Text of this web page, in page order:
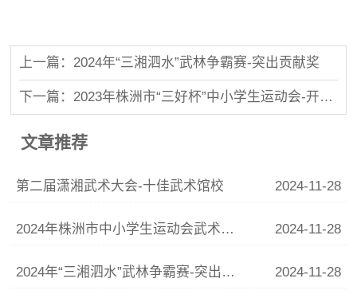
上一篇：2024年“三湘泗水”武林争霸赛-突出贡献奖
下一篇：2023年株洲市“三好杯”中小学生运动会-开幕式团体操展演优秀组织单位
文章推荐
第二届潇湘武术大会-十佳武术馆校 2024-11-28
2024年株洲市中小学生运动会武术比赛-初中组集体项目一等奖 2024-11-28
2024年“三湘泗水”武林争霸赛-突出贡献奖 2024-11-28